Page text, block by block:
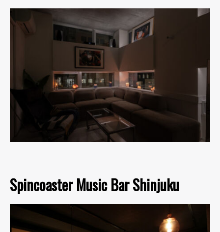
Spincoaster Music Bar Shinjuku